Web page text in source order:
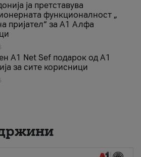
ја претставува
функционалност „
пријател“ за А1 Алфа
A1 Net Sеf подарок од А1
за сите корисници